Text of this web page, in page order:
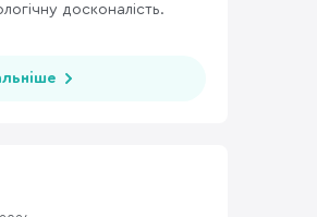
досконалість.